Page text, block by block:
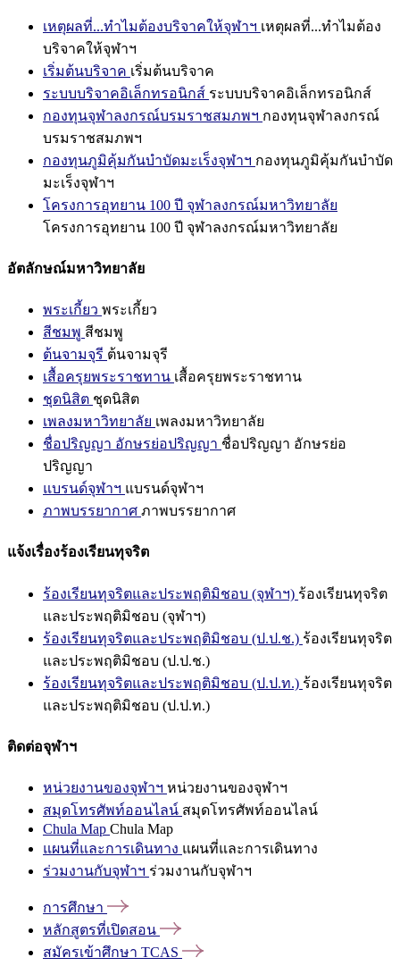
เหตุผลที่...ทำไมต้องบริจาคให้จุฬาฯ เหตุผลที่...ทำไมต้อง
บริจาคให้จุฬาฯ
เริ่มต้นบริจาค เริ่มต้นบริจาค
ระบบบริจาคอิเล็กทรอนิกส์ ระบบบริจาคอิเล็กทรอนิกส์
กองทุนจุฬาลงกรณ์บรมราชสมภพฯ กองทุนจุฬาลงกรณ์
บรมราชสมภพฯ
กองทุนภูมิคุ้มกันบำบัดมะเร็งจุฬาฯ กองทุนภูมิคุ้มกันบำบัด
มะเร็งจุฬาฯ
โครงการอุทยาน 100 ปี จุฬาลงกรณ์มหาวิทยาลัย
โครงการอุทยาน 100 ปี จุฬาลงกรณ์มหาวิทยาลัย
อัตลักษณ์มหาวิทยาลัย
พระเกี้ยว พระเกี้ยว
สีชมพู สีชมพู
ต้นจามจุรี ต้นจามจุรี
เสื้อครุยพระราชทาน เสื้อครุยพระราชทาน
ชุดนิสิต ชุดนิสิต
เพลงมหาวิทยาลัย เพลงมหาวิทยาลัย
ชื่อปริญญา อักษรย่อปริญญา ชื่อปริญญา อักษรย่อ
ปริญญา
แบรนด์จุฬาฯ แบรนด์จุฬาฯ
ภาพบรรยากาศ ภาพบรรยากาศ
แจ้งเรื่องร้องเรียนทุจริต
ร้องเรียนทุจริตและประพฤติมิชอบ (จุฬาฯ) ร้องเรียนทุจริต
และประพฤติมิชอบ (จุฬาฯ)
ร้องเรียนทุจริตและประพฤติมิชอบ (ป.ป.ช.) ร้องเรียนทุจริต
และประพฤติมิชอบ (ป.ป.ช.)
ร้องเรียนทุจริตและประพฤติมิชอบ (ป.ป.ท.) ร้องเรียนทุจริต
และประพฤติมิชอบ (ป.ป.ท.)
ติดต่อจุฬาฯ
หน่วยงานของจุฬาฯ หน่วยงานของจุฬาฯ
สมุดโทรศัพท์ออนไลน์ สมุดโทรศัพท์ออนไลน์
Chula Map Chula Map
แผนที่และการเดินทาง แผนที่และการเดินทาง
ร่วมงานกับจุฬาฯ ร่วมงานกับจุฬาฯ
การศึกษา
หลักสูตรที่เปิดสอน
สมัครเข้าศึกษา TCAS